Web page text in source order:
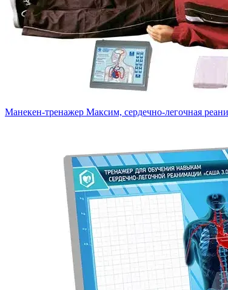
Манекен-тренажер Максим, сердечно-легочная